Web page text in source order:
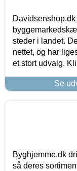
steder i landet.
nettet, og har
et stort udvalg.
Se
Byghjemme.dk
så deres